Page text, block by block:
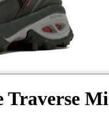
Traverse